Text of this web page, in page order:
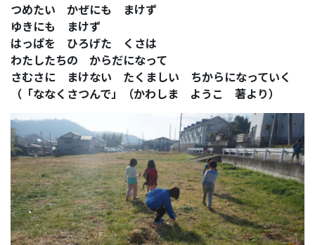
つめたい かぜにも まけず
ゆきにも まけず
はっぱを ひろげた くさは
わたしたちの からだになって
さむさに まけない たくましい ちからになっていく
（「ななくさつんで」（かわしま ようこ 著より）